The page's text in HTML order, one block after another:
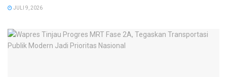
JULI 9, 2026